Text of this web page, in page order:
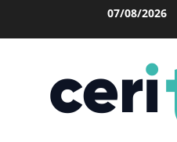
07/08/2026